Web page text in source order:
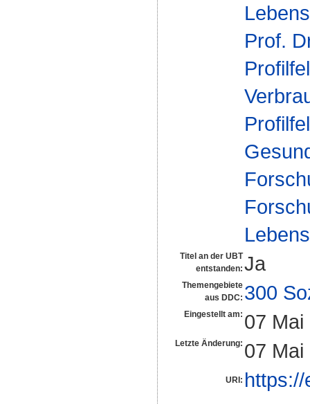
Prof.
Titel an der UBT
entstanden: Ja
Themengebiete
aus DDC: 300
Eingestellt am: 07 Mai
Letzte Änderung: 07 Mai
URI: